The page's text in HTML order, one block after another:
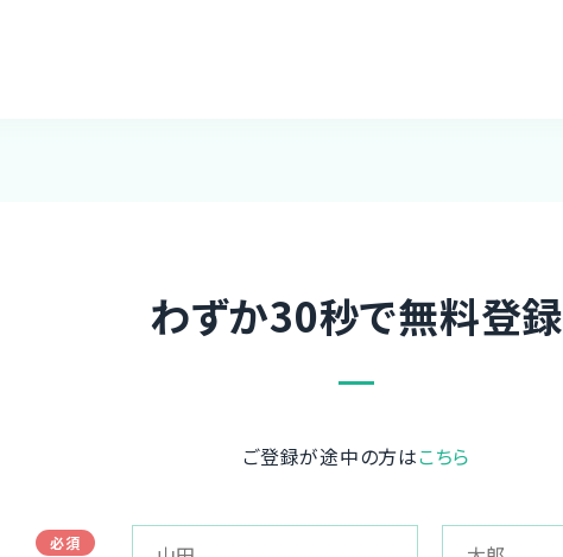
わずか30秒で無料登録
ご登録が途中の方はこちら